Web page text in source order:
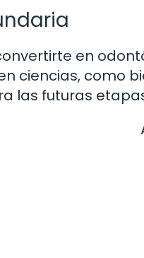
en
ciencias, como
las futuras